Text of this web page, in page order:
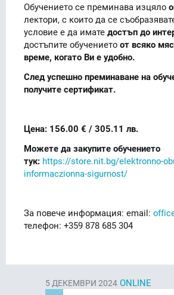
Обучението се преминава изцяло
лектори, с които да се
условие е да имате достъп до
достъпите обучението от всяко
време, когато Ви е удобно.
След успешно преминаване на
получите сертификат.
Цена: 156.00 € / 305.11 лв.
Можете да закупите обучението
тук: https://store.nit.bg/elektronno-
informaczionna-sigurnost/
За повече информация: email:
телефон: +359 878 685 304
5 ДЕКЕМВРИ 2024 ONLINE